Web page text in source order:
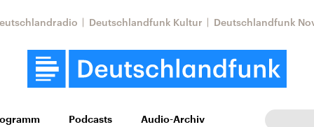
Deutschlandfunk Kultur Deutschlandfunk
Podcasts Audio-Archiv